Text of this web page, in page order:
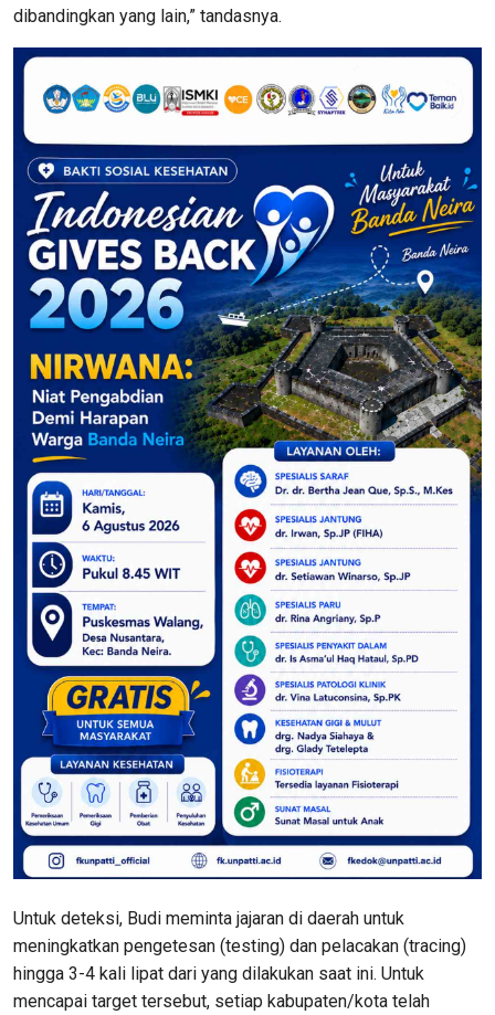
dibandingkan yang lain,” tandasnya.
Untuk deteksi, Budi meminta jajaran di daerah untuk
meningkatkan pengetesan (testing) dan pelacakan (tracing)
hingga 3-4 kali lipat dari yang dilakukan saat ini. Untuk
mencapai target tersebut, setiap kabupaten/kota telah